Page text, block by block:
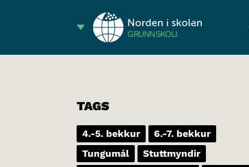
GRUNNSKÓLI
TAGS
4.-5. bekkur
6.-7. bekkur
Tungumál
Stuttmyndir